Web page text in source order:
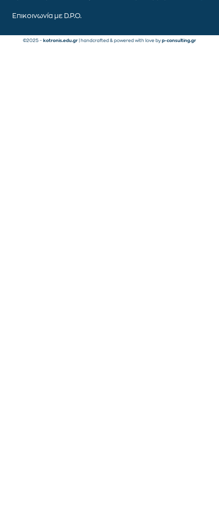
Επικοινωνία με D.P.O.
©2025 – kotronis.edu.gr | handcrafted & powered with love by p-consulting.gr